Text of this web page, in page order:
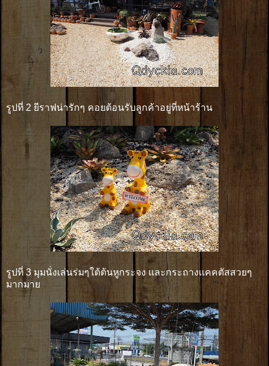
รูปที่ 2 ยีราฟน่ารักๆ คอยต้อนรับลูกค้าอยู่ที่หน้าร้าน
รูปที่ 3 มุมนั่งเล่นร่มๆใต้ต้นหูกระจง และกระถางเเคคตัสสวยๆ
มากมาย